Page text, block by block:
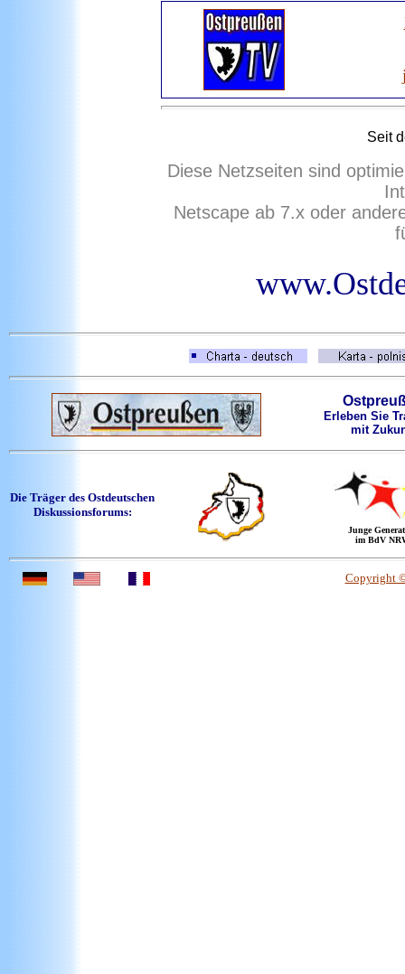
Seit
Diese Netzseiten sind
Netscape ab 7.x oder
Erleben Sie
mit
Die Träger des Ostdeutschen
Diskussionsforums:
Junge
im BdV
Copyright